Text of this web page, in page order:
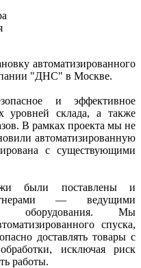
автоматизированного
"ДНС" в Москве.
и эффективное
уровней склада, а также
В рамках проекта мы не
автоматизированную
с существующими
были поставлены и
— ведущими
оборудования. Мы
спуска,
доставлять товары с
исключая риск
работы.